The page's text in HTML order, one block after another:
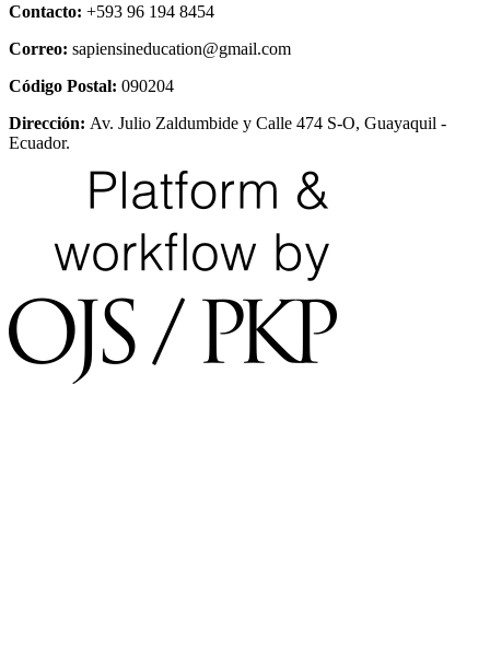
Contacto: +593 96 194 8454
Correo: sapiensineducation@gmail.com
Código Postal: 090204
Dirección: Av. Julio Zaldumbide y Calle 474 S-O, Guayaquil -
Ecuador.